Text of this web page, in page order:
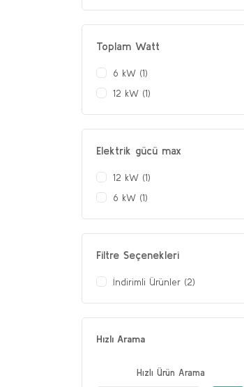
Toplam Watt
6 kW (1)
12 kW (1)
Elektrik gücü max
12 kW (1)
6 kW (1)
Filtre Seçenekleri
İndirimli Ürünler (2)
Hızlı Arama
Hızlı Ürün Arama